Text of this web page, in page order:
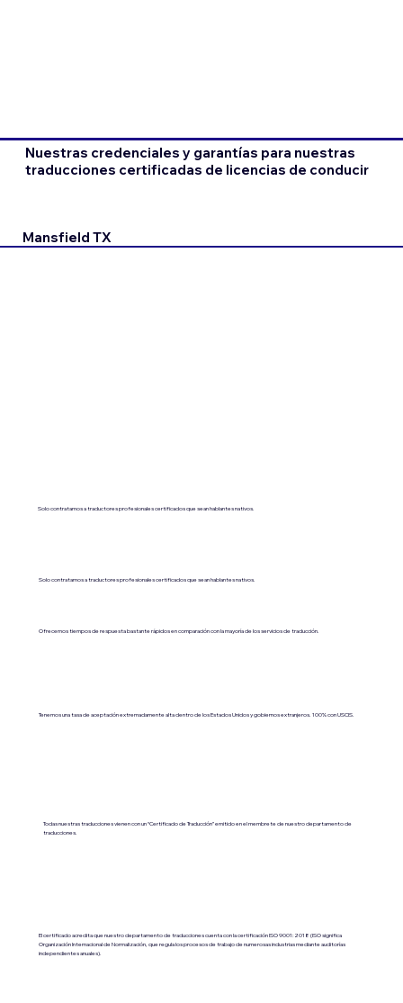
Solo contratamos a traductores profesionales certificados que sean hablantes nativos.
Solo contratamos a traductores profesionales certificados que sean hablantes nativos.
Ofrecemos tiempos de respuesta bastante rápidos en comparación con la mayoría de los servicios de traducción.
Tenemos una tasa de aceptación extremadamente alta dentro de los Estados Unidos y gobiernos extranjeros. 100% con USCIS.
Todas nuestras traducciones vienen con un “Certificado de Traducción” emitido en el membrete de nuestro departamento de
traducciones.
El certificado acredita que nuestro departamento de traducciones cuenta con la certificación ISO 9001:2018 (ISO significa
Organización Internacional de Normalización, que regula los procesos de trabajo de numerosas industrias mediante auditorías
independientes anuales).
Nuestras credenciales y garantías para nuestras
traducciones certificadas de licencias de conducir
Mansfield TX